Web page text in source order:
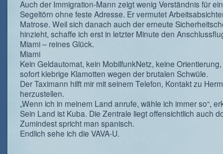
Auch der Immigration-Mann zeigt wenig Verständnis für
Segeltörn ohne feste Adresse. Er vermutet
Matrose. Weil sich danach auch der erneute
hinzieht, schaffe ich erst in letzter Minute den
Miami – reines Glück.
Miami
Kein Geldautomat, kein MobilfunkNetz, keine
sofort klebrige Klamotten wegen der brutalen Schwüle.
Der Taximann hilft mir mit seinem Telefon, Kontakt zu
herzustellen.
„Wenn ich in meinem Land anrufe, wähle ich immer so“,
Sein Land ist Kuba. Die Zentrale liegt offensichtlich auch
Zumindest spricht man spanisch.
Endlich sehe ich die VAVA-U.